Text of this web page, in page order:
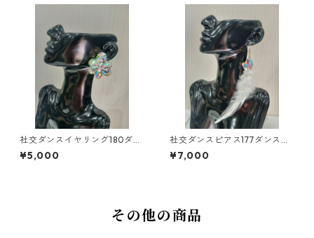
社交ダンスイヤリング180ダン
スアクセサリーベリーダンス
ブライダルアクセサリー
¥5,000
社交ダンスピアス177ダンスア
クセサリーベリーダンスブラ
イダルアクセサリー
¥7,000
その他の商品